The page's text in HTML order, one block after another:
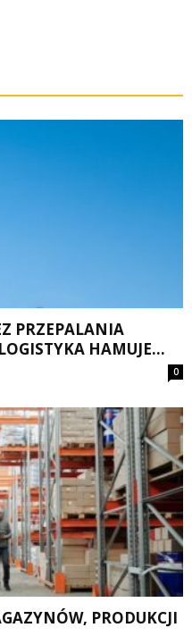
PRZEPALANIA
HAMUJE...
0
PRODUKCJI